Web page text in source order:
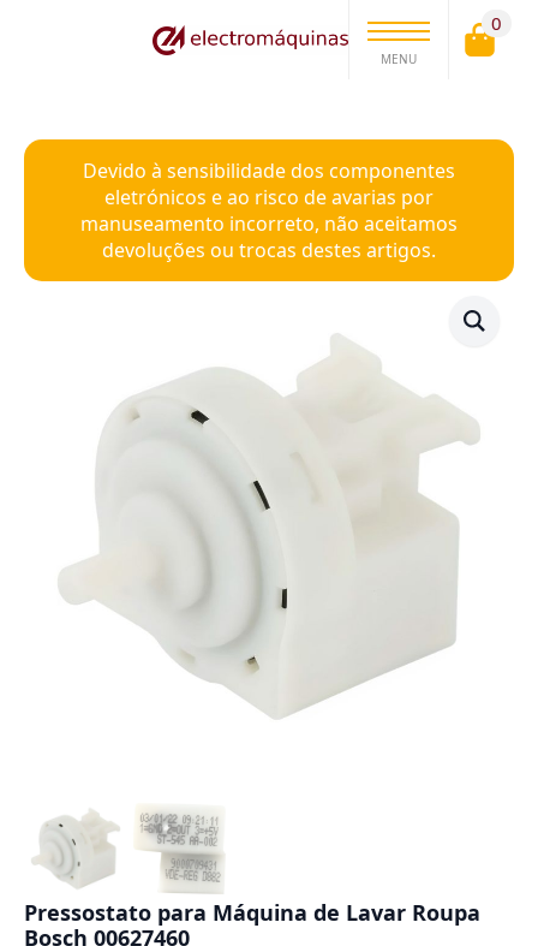
MENU
0
Devido à sensibilidade dos componentes
eletrónicos e ao risco de avarias por
manuseamento incorreto, não aceitamos
devoluções ou trocas destes artigos.
Pressostato para Máquina de Lavar Roupa
Bosch 00627460